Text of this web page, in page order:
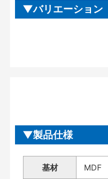
バリエーション
製品仕様
基材 MDF